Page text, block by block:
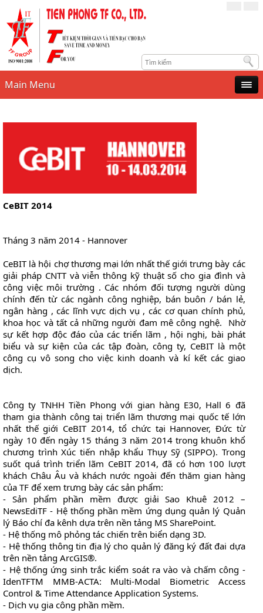
Main Menu
CeBIT 2014
Tháng 3 năm 2014 - Hannover
CeBIT là hội chợ thương mại lớn nhất thế giới trưng bày các
giải pháp CNTT và viễn thông kỹ thuật số cho gia đình và
công việc môi trường . Các nhóm đối tượng người dùng
chính đến từ các ngành công nghiệp, bán buôn / bán lẻ,
ngân hàng , các lĩnh vực dịch vụ , các cơ quan chính phủ,
khoa học và tất cả những người đam mê công nghệ. Nhờ
sự kết hợp độc đáo của các triển lãm , hội nghị, bài phát
biểu và sự kiện của các tập đoàn, công ty, CeBIT là một
công cụ vô song cho việc kinh doanh và kí kết các giao
dịch.
Công ty TNHH Tiền Phong với gian hàng E30, Hall 6 đã
tham gia thành công taị triển lãm thương mại quốc tế lớn
nhất thế giới CeBIT 2014, tổ chức tại Hannover, Đức từ
ngày 10 đến ngày 15 tháng 3 năm 2014 trong khuôn khổ
chương trình Xúc tiến nhập khẩu Thụy Sỹ (SIPPO). Trong
suốt quá trình triển lãm CeBIT 2014, đã có hơn 100 lượt
khách Châu Âu và khách nước ngoài đến thăm gian hàng
của TF để xem trưng bày các sản phẩm:
- Sản phẩm phần mềm được giải Sao Khuê 2012 –
NewsEdiTF - Hệ thống phần mềm ứng dụng quản lý Quản
lý Báo chí đa kênh dựa trên nền tảng MS SharePoint.
- Hệ thống mô phỏng tác chiến trên biển dạng 3D.
- Hệ thống thông tin địa lý cho quản lý đăng ký đất đai dựa
trên nền tảng ArcGIS®.
- Hệ thống ứng sinh trắc kiểm soát ra vào và chấm công -
IdenTFTM MMB-ACTA: Multi-Modal Biometric Access
Control & Time Attendance Application Systems.
- Dịch vụ gia công phần mềm.